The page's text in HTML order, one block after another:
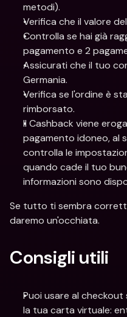
metodi).
Verifica che il valore
Controlla se hai già
pagamento e 2
Assicurati che il tuo
Germania.
Verifica se l'ordine è
rimborsato.
Il Cashback viene
pagamento idoneo, al
controlla le
quando cade il tuo
informazioni sono
Se tutto ti sembra
daremo un'occhiata.
Consigli utili
Puoi usare al
la tua carta virtuale: